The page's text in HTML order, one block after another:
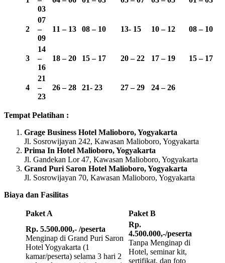
03
2
07
–
09
11 – 13 08 – 10 13- 15 10 – 12 08 – 10
3
14
–
16
18 – 20 15 – 17 20 – 22 17 – 19 15 – 17
4
21
–
23
26 – 28 21- 23 27 – 29 24 – 26
Tempat Pelatihan :
Grage Business Hotel Malioboro, Yogyakarta
Jl. Sosrowijayan 242, Kawasan Malioboro, Yogyakarta
Prima In Hotel Malioboro, Yogyakarta
Jl. Gandekan Lor 47, Kawasan Malioboro, Yogyakarta
Grand Puri Saron Hotel Malioboro, Yogyakarta
Jl. Sosrowijayan 70, Kawasan Malioboro, Yogyakarta
Biaya dan Fasilitas
Paket A
Paket B
Rp. 5.500.000,- /peserta
Menginap di Grand Puri Saron
Hotel Yogyakarta (1
kamar/peserta) selama 3 hari 2
Rp.
4.500.000,-/peserta
Tanpa Menginap di
Hotel, seminar kit,
sertifikat, dan foto